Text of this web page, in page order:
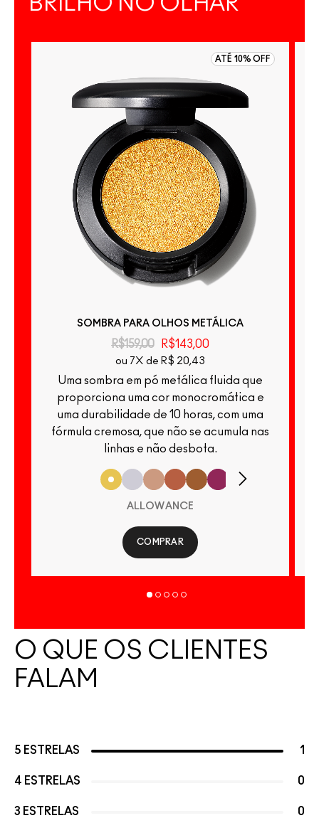
ATÉ 10% OFF
SOMBRA PARA OLHOS METÁLICA
R$159,00 R$143,00
ou 7X de R$ 20,43
Uma sombra em pó metálica fluida que
proporciona uma cor monocromática e
uma durabilidade de 10 horas, com uma
fórmula cremosa, que não se acumula nas
linhas e não desbota.
ALLOWANCE
COMPRAR
O QUE OS CLIENTES
FALAM
5 ESTRELAS 1
4 ESTRELAS 0
3 ESTRELAS 0